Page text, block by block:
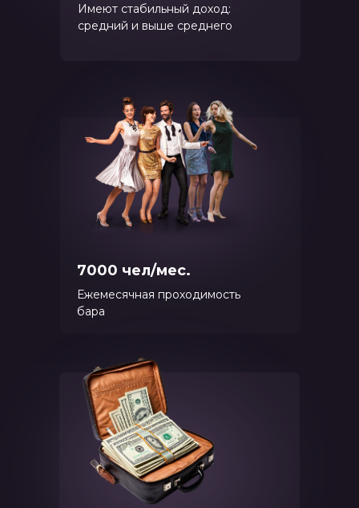
7000 чел/мес.
Ежемесячная проходимость
бара
Имеют стабильный доход:
средний и выше среднего